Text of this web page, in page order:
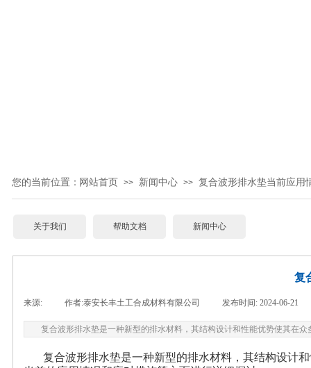
网站首页 >> 新闻中心 >> 复合波形排水垫当前应用
您的当前位置：
关于我们 帮助文档 新闻中心
复
来源: 作者:泰安长丰土工合成材料有限公司 发布时间: 2024-06-21
复合波形排水垫是一种新型的排水材料，其结构设计和性能优势使其在
复合波形排水垫是一种新型的排水材料，其结构设计